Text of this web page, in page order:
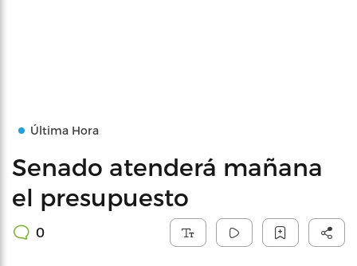
Última Hora
Senado atenderá mañana
el presupuesto
0